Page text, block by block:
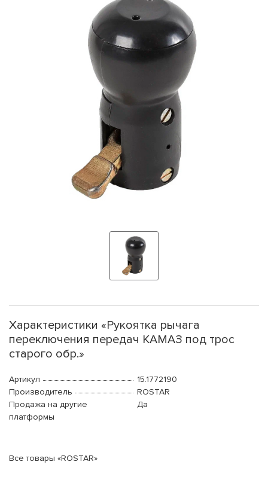
Характеристики «Рукоятка рычага
переключения передач КАМАЗ под трос
старого обр.»
Артикул
15.1772190
Производитель
ROSTAR
Продажа на другие
платформы
Да
Все товары «ROSTAR»